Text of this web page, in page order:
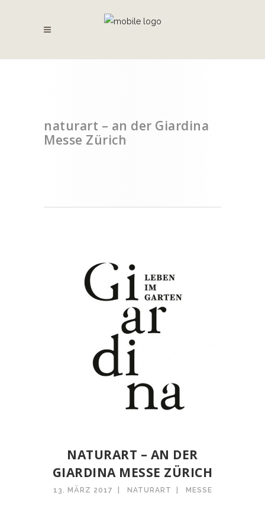
naturart – an der Giardina
Messe Zürich
NATURART – AN DER
GIARDINA MESSE ZÜRICH
13. MÄRZ 2017 NATURART MESSE